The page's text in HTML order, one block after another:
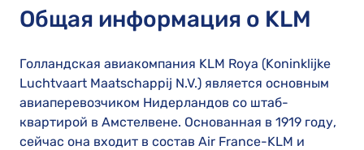
Общая информация о KLM
Голландская авиакомпания KLM Roya (Koninklijke
Luchtvaart Maatschappij N.V.) является основным
авиаперевозчиком Нидерландов со штаб-
квартирой в Амстелвене. Основанная в 1919 году,
сейчас она входит в состав Air France-KLM и